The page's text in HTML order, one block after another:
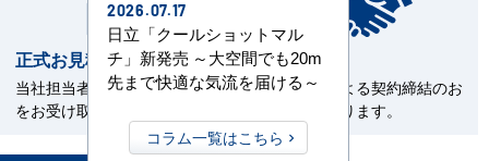
正式お見積書の確認
当社担当者から正式お見積書
をお受け取下さい。
ご契約
電子契約による契約締結のお
手続きとなります。
2026.07.17
日立「クールショットマル
チ」新発売 ～大空間でも20m
先まで快適な気流を届ける～
コラム一覧はこちら